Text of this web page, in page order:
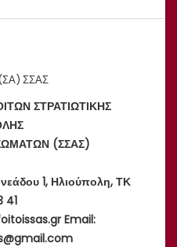
(ΣΑ) ΣΣΑΣ
ΣΤΡΑΤΙΩΤΙΚΗΣ
(ΣΣΑΣ)
1, Ηλιούπολη, ΤΚ
41
Email: